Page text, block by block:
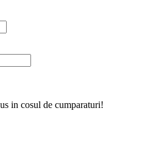
in cosul de cumparaturi!